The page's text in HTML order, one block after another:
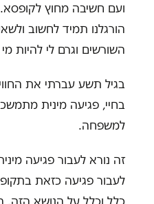
ועם חשיבה מחוץ
הורגלנו תמיד לחשוב
השורשים וגרם לי להיות
בגיל תשע עברתי את
בחיי, פגיעה מינית
למשפחה.
זה נורא לעבור פגיעה
לעבור פגיעה כזאת